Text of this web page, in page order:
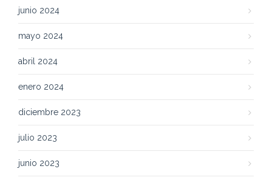
junio 2024
mayo 2024
abril 2024
enero 2024
diciembre 2023
julio 2023
junio 2023